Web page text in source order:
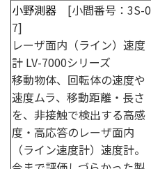
小野測器 [小間番号：3S-0
7]
レーザ面内（ライン）速度
計 LV-7000シリーズ
移動物体、回転体の速度や
速度ムラ、移動距離・長さ
を、非接触で検出する高感
度・高応答のレーザ面内
（ライン速度計）速度計。